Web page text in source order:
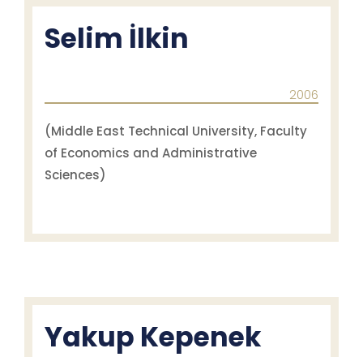
Selim İlkin
2006
(Middle East Technical University, Faculty
of Economics and Administrative
Sciences)
Yakup Kepenek